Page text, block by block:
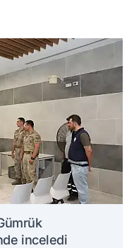
inceledi